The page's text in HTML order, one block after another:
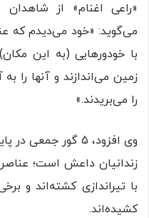
«راعی اغنام» از
با خودورهایی (به این
زمین می‌اندازند و آنها را
را می‌بریدند.»
وی افزود، 5 گور
زندانیان داعش است؛
با تیراندازی کشته‌اند و
کشیده‌اند.